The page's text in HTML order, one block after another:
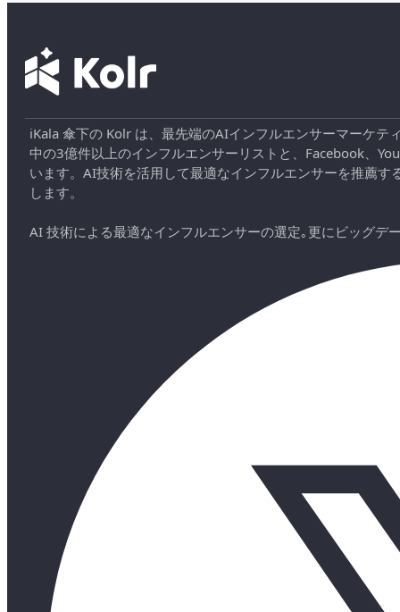
iKala 傘下の Kolr は、最先端のAIインフルエンサーマーケ
中の3億件以上のインフルエンサーリストと、Facebook、
います。AI技術を活用して最適なインフルエンサーを推薦
します。
AI 技術による最適なインフルエンサーの選定｡更にビッグデ